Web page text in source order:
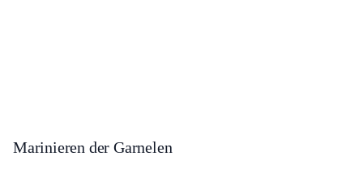
Marinieren der Garnelen